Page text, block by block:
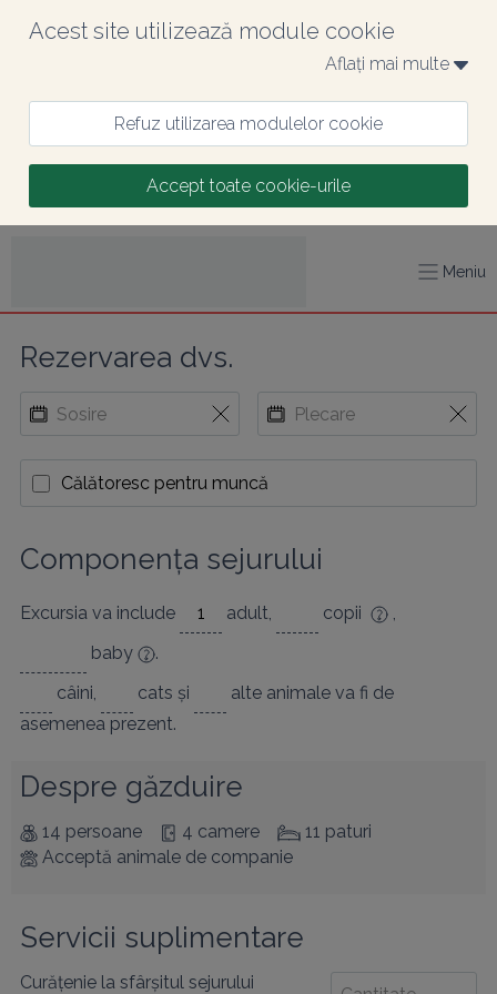
Acest site utilizează module cookie
Aflați mai multe
Refuz utilizarea modulelor cookie
Accept toate cookie-urile
Meniu
Rezervarea dvs.
Călătoresc pentru muncă
Componența sejurului
Excursia va include adult, copii
,
baby
.
câini, cats și alte animale va fi de
asemenea prezent.
Despre găzduire
14 persoane 4 camere
11 paturi
Acceptă animale de companie
Servicii suplimentare
Curățenie la sfârșitul sejurului